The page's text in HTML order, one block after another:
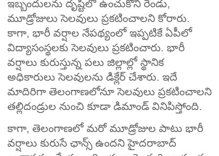
ఇబ్బందులను దృష్టిలో ఉంచుకొని రెండు,
మూడ్రోజులు సెలవులు ప్రకటించాలని కోరారు.
కాగా, భారీ వర్షాల నేపథ్యంలో ఇప్పటికే ఏపీలో
విద్యాసంస్థలకు సెలవులు ప్రకటించారు. భారీ
వర్షాలు కురుస్తున్న పలు జిల్లాల్లో స్థానిక
అధికారులు సెలవులను డిక్లేర్ చేశారు. ఇదే
మాదిరిగా తెలంగాణలోనూ సెలవులు ప్రకటించాలని
తల్లిదండ్రుల నుంచి కూడా డిమాండ్ వినిపిస్తోంది.
కాగా, తెలంగాణలో మరో మూడ్రోజుల పాటు భారీ
వర్షాలు కురుసే ఛాన్స్ ఉందని హైదరాబాద్